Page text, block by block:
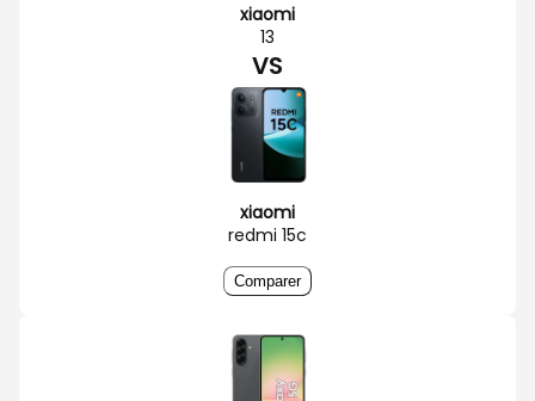
xiaomi
13
VS
xiaomi
redmi 15c
Comparer